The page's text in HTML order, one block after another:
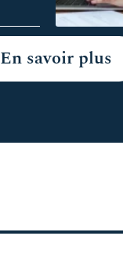
En savoir plus